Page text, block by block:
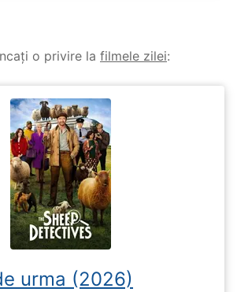
o privire la filmele zilei:
urma (2026)